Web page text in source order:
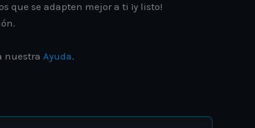
que se adapten mejor a ti ¡y listo!
nuestra Ayuda.